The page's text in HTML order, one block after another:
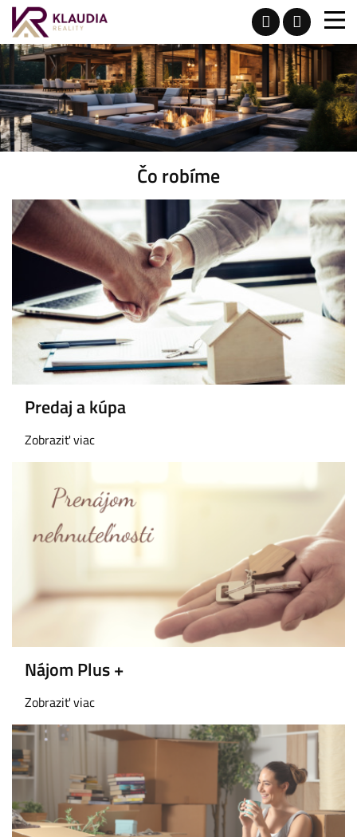
Čo robíme
Predaj a kúpa
Zobraziť viac
Nájom Plus +
Zobraziť viac